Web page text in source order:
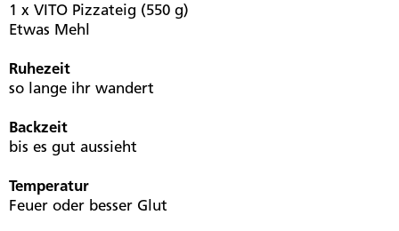
1 x VITO Pizzateig (550 g)
Etwas Mehl
Ruhezeit
so lange ihr wandert
Backzeit
bis es gut aussieht
Temperatur
Feuer oder besser Glut